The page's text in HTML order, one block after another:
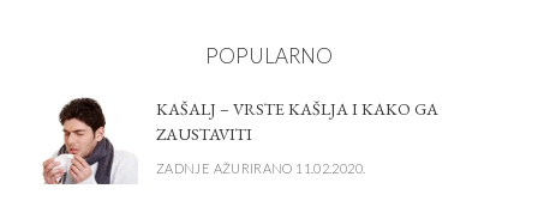
POPULARNO
KAŠALJ – VRSTE KAŠLJA I KAKO GA
ZAUSTAVITI
ZADNJE AŽURIRANO 11.02.2020.